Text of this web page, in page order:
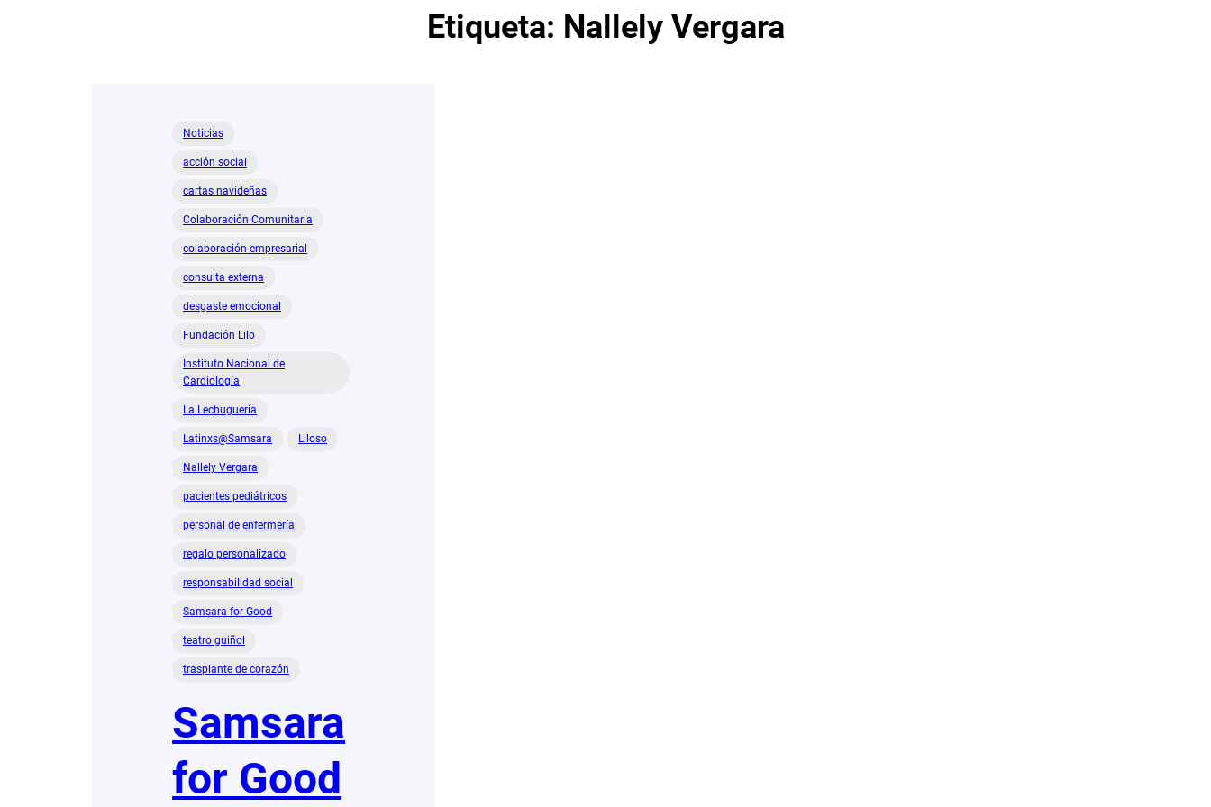
Etiqueta: Nallely Vergara
Noticias
acción social
cartas navideñas
Colaboración Comunitaria
colaboración empresarial
consulta externa
desgaste emocional
Fundación Lilo
Instituto Nacional de
Cardiología
La Lechuguería
Latinxs@Samsara Liloso
Nallely Vergara
pacientes pediátricos
personal de enfermería
regalo personalizado
responsabilidad social
Samsara for Good
teatro guiñol
trasplante de corazón
Samsara
for Good